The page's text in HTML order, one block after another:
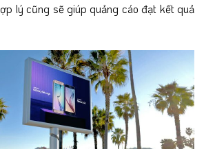
lý cũng sẽ giúp quảng cáo đạt kết quả